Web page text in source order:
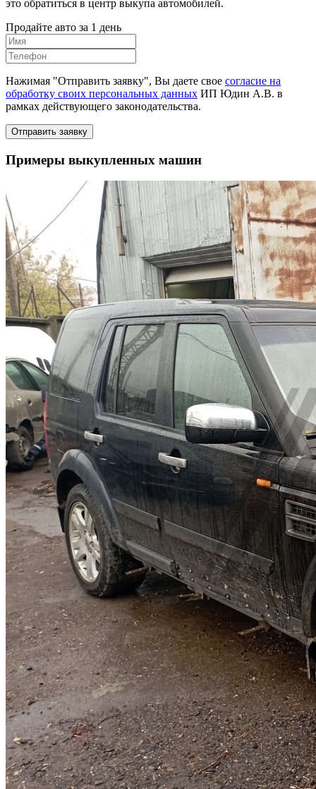
это обратиться в центр выкупа автомобилей.
Продайте авто за 1 день
Нажимая "Отправить заявку", Вы даете свое согласие на
обработку своих персональных данных ИП Юдин А.В. в
рамках действующего законодательства.
Отправить заявку
Примеры выкупленных машин